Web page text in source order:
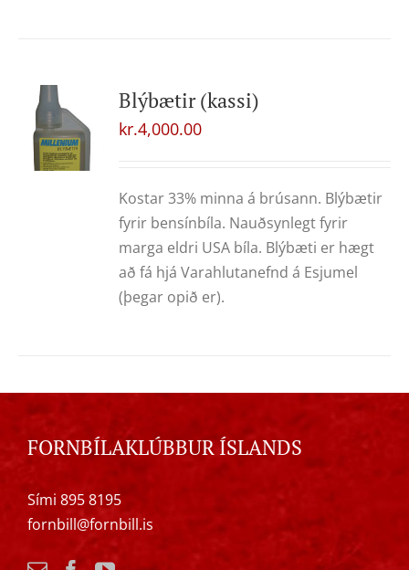
Blýbætir (kassi)
kr.4,000.00
Kostar 33% minna á brúsann. Blýbætir
fyrir bensínbíla. Nauðsynlegt fyrir
marga eldri USA bíla. Blýbæti er hægt
að fá hjá Varahlutanefnd á Esjumel
(þegar opið er).
FORNBÍLAKLÚBBUR ÍSLANDS
Sími 895 8195
fornbill@fornbill.is